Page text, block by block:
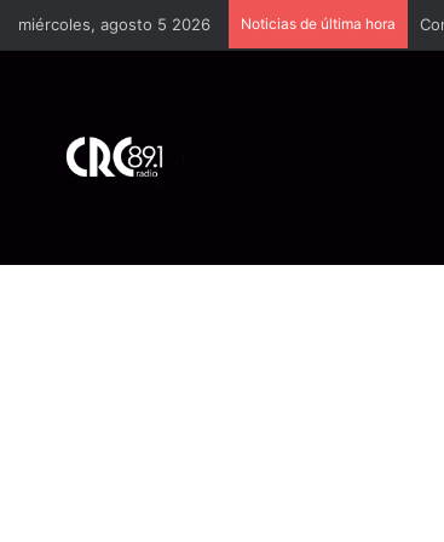
miércoles, agosto 5 2026 Noticias de última hora